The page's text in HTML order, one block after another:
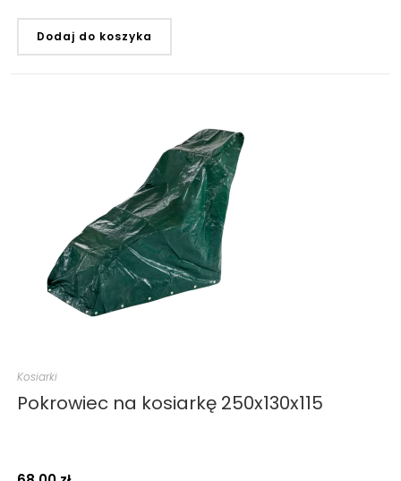
Dodaj do koszyka
Kosiarki
Pokrowiec na kosiarkę 250x130x115